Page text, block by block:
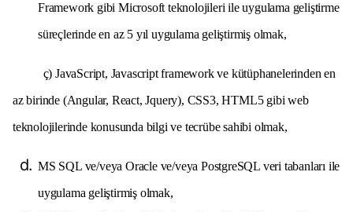
Framework gibi Microsoft teknolojileri ile uygulama geliştirme
süreçlerinde en az 5 yıl uygulama geliştirmiş olmak,
ç) JavaScript, Javascript framework ve kütüphanelerinden en
az birinde (Angular, React, Jquery), CSS3, HTML5 gibi web
teknolojilerinde konusunda bilgi ve tecrübe sahibi olmak,
MS SQL ve/veya Oracle ve/veya PostgreSQL veri tabanları ile
uygulama geliştirmiş olmak,